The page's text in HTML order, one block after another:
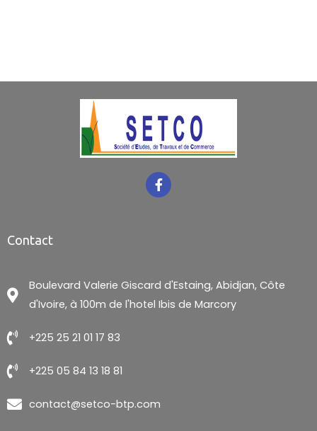
Contact
Boulevard Valerie Giscard d'Estaing, Abidjan, Côte
d'Ivoire, à 100m de l'hotel Ibis de Marcory
+225 25 21 01 17 83
+225 05 84 13 18 81
contact@setco-btp.com